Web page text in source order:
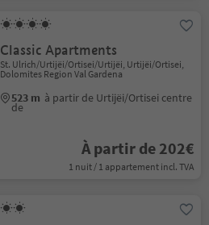
Classic Apartments
St. Ulrich/Urtijëi/Ortisei/Urtijëi, Urtijëi/Ortisei,
Dolomites Region Val Gardena
523 m à partir de Urtijëi/Ortisei centre
de
À partir de 202€
1 nuit / 1 appartement incl. TVA